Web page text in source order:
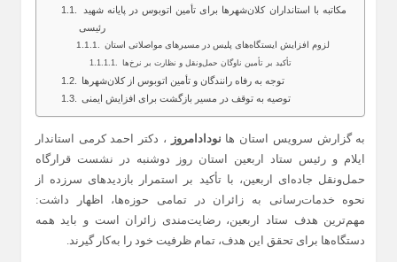
رئیسی
لزوم افزایش ایستگاه‌های پلیس در مسیرهای مواصلاتی استان
تأکید بر تأمین ناوگان حمل‌ونقل و نظارت بر نرخ‌ها
توجه به رفاه رانندگان و تأمین اتوبوس از کلان‌شهرها
توصیه به توقف در مسیر بازگشت برای افزایش ایمنی
به گزارش سرویس استان ها نودادامروز
، دکتر احمد کرمی استاندار
ایلام و رئیس ستاد اربعین استان روز دوشنبه در نشست قرارگاه
حمل‌ونقل جاده‌ای اربعین، با تأکید بر استمرار بازدیدهای سرزده از
نحوه خدمات‌رسانی به زائران در تمامی حوزه‌ها، اظهار داشت:
مهم‌ترین هدف ستاد اربعین، رضایت‌مندی زائران است و باید همه
دستگاه‌ها برای تحقق این هدف، تمام ظرفیت خود را به‌کار گیرند.